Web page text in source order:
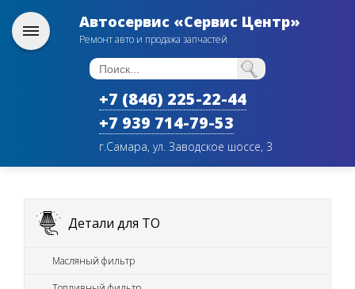
Автосервис «Сервис Центр»
Ремонт авто и продажа запчастей
+7 (846) 225-22-44
+7 939 714-79-53
г.Самара, ул. Заводское шоссе, 3
Детали для ТО
Масляный фильтр